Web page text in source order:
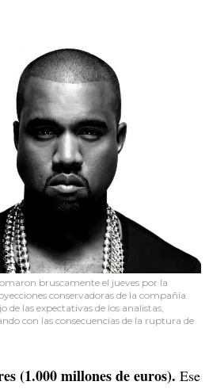
bruscamente el jueves por la
conservadoras de la compañía
las expectativas de los analistas,
con las consecuencias de la ruptura de
(1.000 millones de euros). Ese